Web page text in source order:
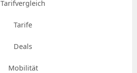
Tarifvergleich
Tarife
Deals
Mobilität